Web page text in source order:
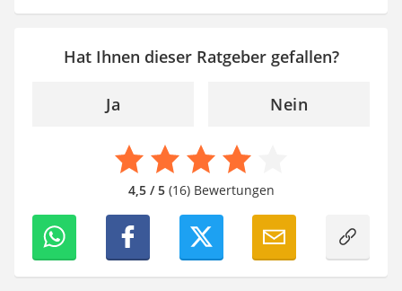
Hat Ihnen dieser Ratgeber gefallen?
Ja Nein
4,5 / 5(16) Bewertungen